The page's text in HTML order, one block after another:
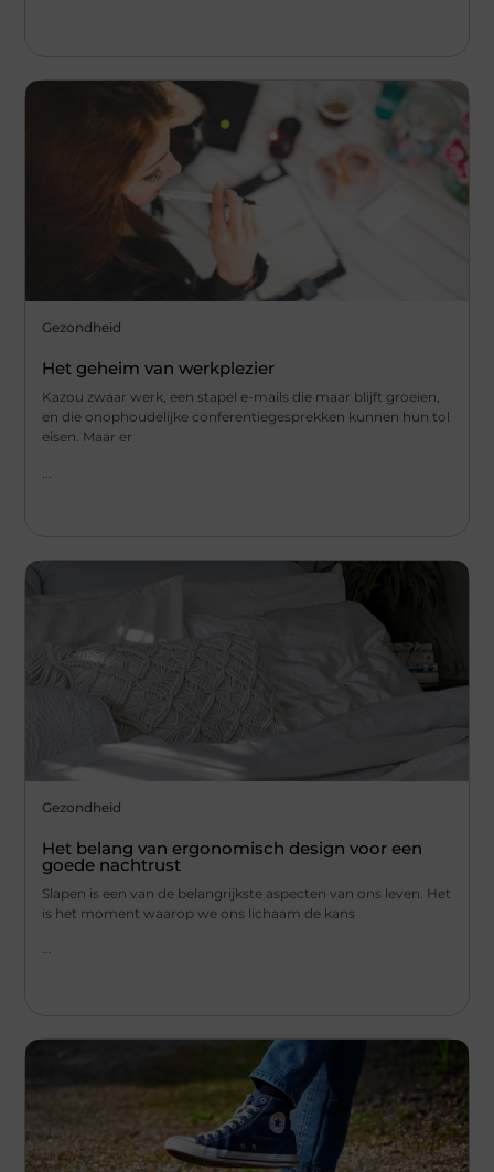
Gezondheid
Het geheim van werkplezier
Kazou zwaar werk, een stapel e-mails die maar blijft groeien,
en die onophoudelijke conferentiegesprekken kunnen hun tol
eisen. Maar er
Gezondheid
Het belang van ergonomisch design voor een
goede nachtrust
Slapen is een van de belangrijkste aspecten van ons leven. Het
is het moment waarop we ons lichaam de kans
...